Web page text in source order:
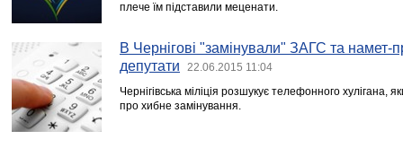
плече їм підставили меценати.
В Чернігові "замінували" ЗАГС та
депутати
22.06.2015 11:04
Чернігівська міліція розшукує телефонного хулігана,
про хибне замінування.